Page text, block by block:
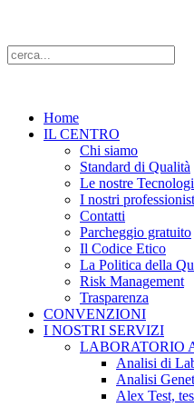
Home
IL CENTRO
Chi siamo
Standard di Qualità
Le nostre
I nostri
Contatti
Parcheggio gratuito
Il Codice Etico
La Politica della
Risk Management
Trasparenza
CONVENZIONI
I NOSTRI SERVIZI
LABORATORIO
Analisi di
Analisi
Alex Test,